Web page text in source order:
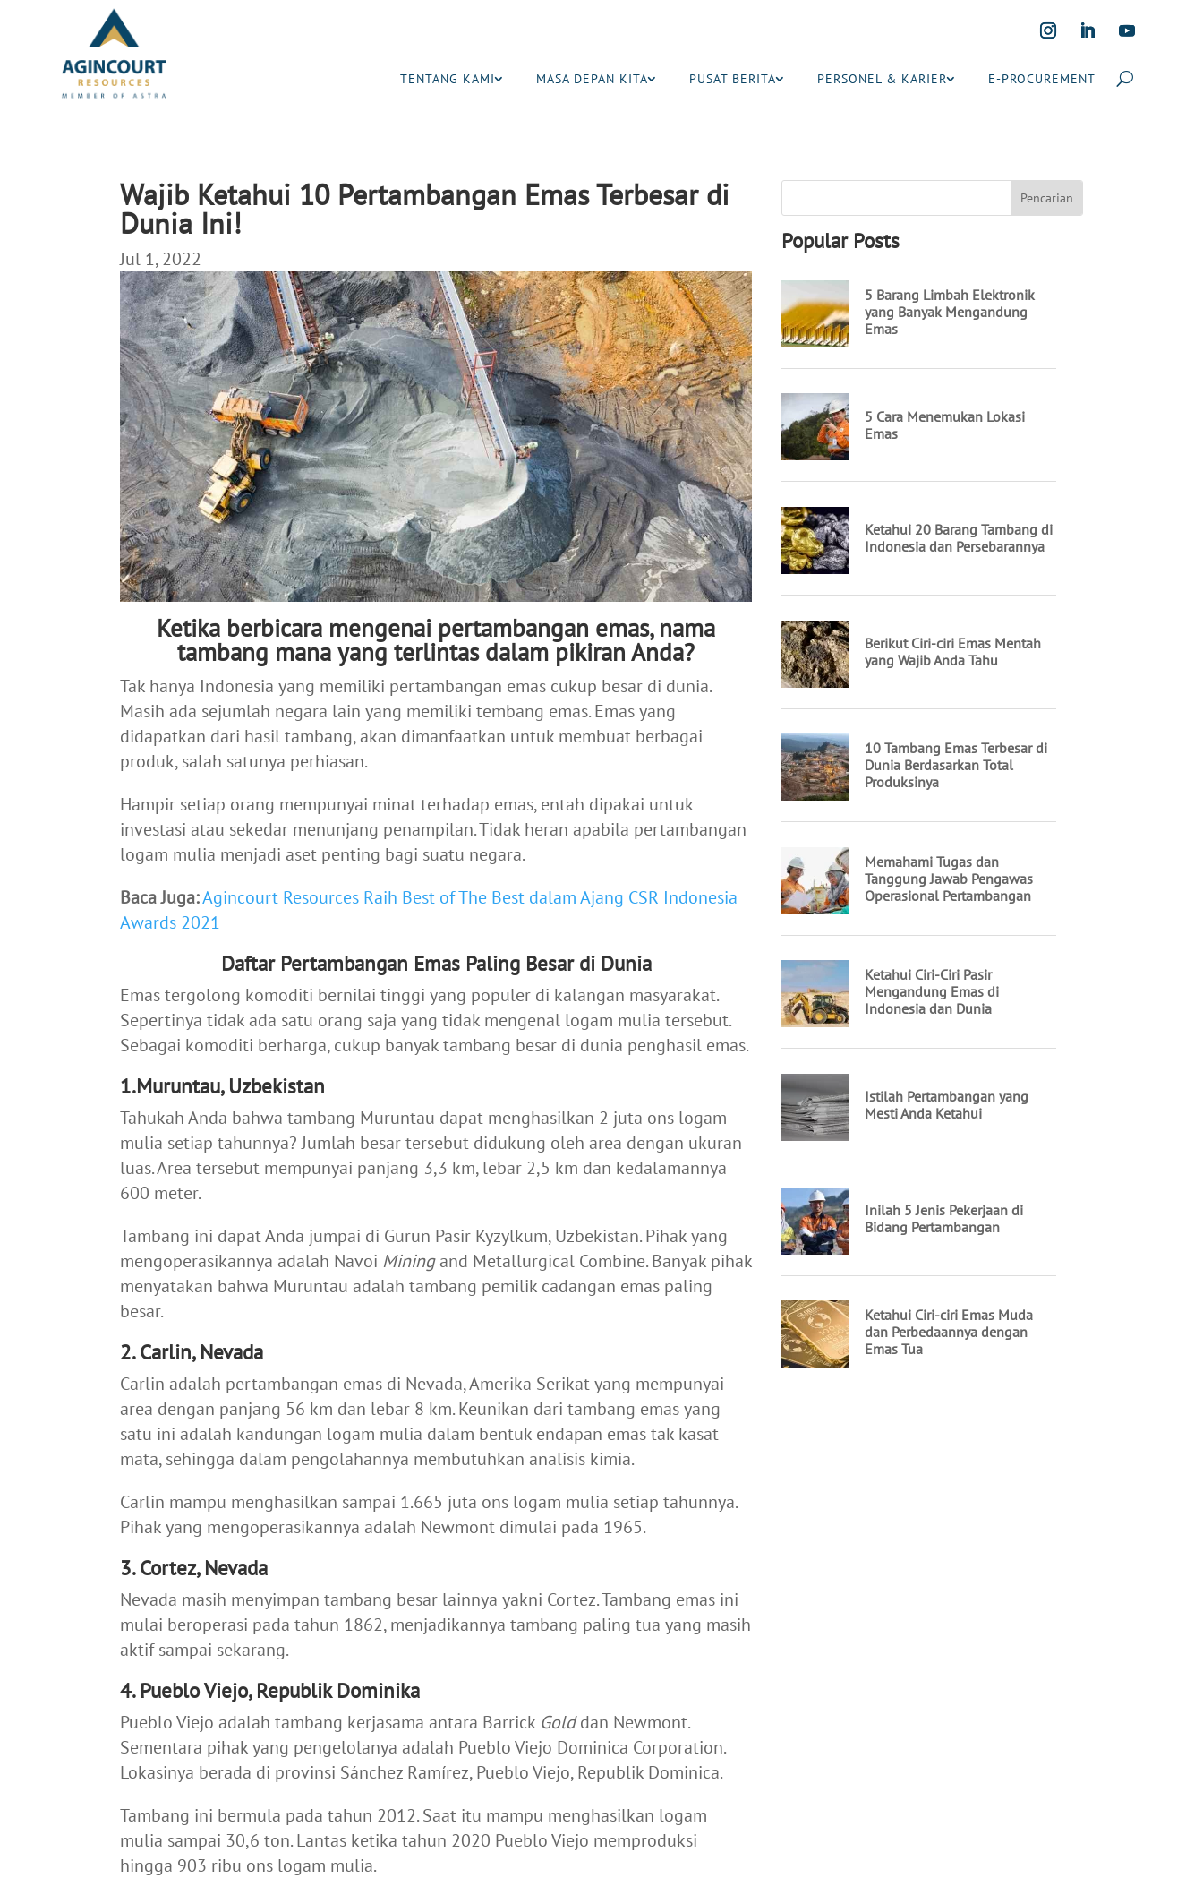
TENTANG KAMI MASA DEPAN KITA PUSAT BERITA PERSONEL & KARIER E-PROCUREMENT
Wajib Ketahui 10 Pertambangan Emas Terbesar di
Dunia Ini!
Jul 1, 2022
Ketika berbicara mengenai pertambangan emas, nama
tambang mana yang terlintas dalam pikiran Anda?
Tak hanya Indonesia yang memiliki pertambangan emas cukup besar di dunia.
Masih ada sejumlah negara lain yang memiliki tembang emas. Emas yang
didapatkan dari hasil tambang, akan dimanfaatkan untuk membuat berbagai
produk, salah satunya perhiasan.
Hampir setiap orang mempunyai minat terhadap emas, entah dipakai untuk
investasi atau sekedar menunjang penampilan. Tidak heran apabila pertambangan
logam mulia menjadi aset penting bagi suatu negara.
Baca Juga:Agincourt Resources Raih Best of The Best dalam Ajang CSR Indonesia
Awards 2021
Daftar Pertambangan Emas Paling Besar di Dunia
Emas tergolong komoditi bernilai tinggi yang populer di kalangan masyarakat.
Sepertinya tidak ada satu orang saja yang tidak mengenal logam mulia tersebut.
Sebagai komoditi berharga, cukup banyak tambang besar di dunia penghasil emas.
1.Muruntau, Uzbekistan
Tahukah Anda bahwa tambang Muruntau dapat menghasilkan 2 juta ons logam
mulia setiap tahunnya? Jumlah besar tersebut didukung oleh area dengan ukuran
luas. Area tersebut mempunyai panjang 3,3 km, lebar 2,5 km dan kedalamannya
600 meter.
Tambang ini dapat Anda jumpai di Gurun Pasir Kyzylkum, Uzbekistan. Pihak yang
mengoperasikannya adalah Navoi Miningand Metallurgical Combine. Banyak pihak
menyatakan bahwa Muruntau adalah tambang pemilik cadangan emas paling
besar.
2. Carlin, Nevada
Carlin adalah pertambangan emas di Nevada, Amerika Serikat yang mempunyai
area dengan panjang 56 km dan lebar 8 km. Keunikan dari tambang emas yang
satu ini adalah kandungan logam mulia dalam bentuk endapan emas tak kasat
mata, sehingga dalam pengolahannya membutuhkan analisis kimia.
Carlin mampu menghasilkan sampai 1.665 juta ons logam mulia setiap tahunnya.
Pihak yang mengoperasikannya adalah Newmont dimulai pada 1965.
3. Cortez, Nevada
Nevada masih menyimpan tambang besar lainnya yakni Cortez. Tambang emas ini
mulai beroperasi pada tahun 1862, menjadikannya tambang paling tua yang masih
aktif sampai sekarang.
4. Pueblo Viejo, Republik Dominika
Pueblo Viejo adalah tambang kerjasama antara Barrick Golddan Newmont.
Sementara pihak yang pengelolanya adalah Pueblo Viejo Dominica Corporation.
Lokasinya berada di provinsi Sánchez Ramírez, Pueblo Viejo, Republik Dominica.
Tambang ini bermula pada tahun 2012. Saat itu mampu menghasilkan logam
mulia sampai 30,6 ton. Lantas ketika tahun 2020 Pueblo Viejo memproduksi
hingga 903 ribu ons logam mulia.
Popular Posts